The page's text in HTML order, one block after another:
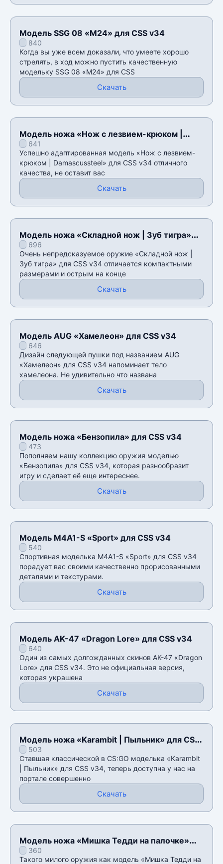
Модель SSG 08 «M24» для CSS v34
840
Когда вы уже всем доказали, что умеете хорошо
стрелять, в ход можно пустить качественную
модельку SSG 08 «M24» для CSS
Скачать
Модель ножа «Нож с лезвием-крюком |
Damascussteel» для CSS v34
641
Успешно адаптированная модель «Нож с лезвием-
крюком | Damascussteel» для CSS v34 отличного
качества, не оставит вас
Скачать
Модель ножа «Складной нож | Зуб тигра»
для CSS v34
696
Очень непредсказуемое оружие «Складной нож |
Зуб тигра» для CSS v34 отличается компактными
размерами и острым на конце
Скачать
Модель AUG «Хамелеон» для CSS v34
646
Дизайн следующей пушки под названием AUG
«Хамелеон» для CSS v34 напоминает тело
хамелеона. Не удивительно что названа
Скачать
Модель ножа «Бензопила» для CSS v34
473
Пополняем нашу коллекцию оружия моделью
«Бензопила» для CSS v34, которая разнообразит
игру и сделает её еще интереснее.
Скачать
Модель M4A1-S «Sport» для CSS v34
540
Спортивная моделька M4A1-S «Sport» для CSS v34
порадует вас своими качественно прорисованными
деталями и текстурами.
Скачать
Модель AK-47 «Dragon Lore» для CSS v34
640
Один из самых долгожданных скинов AK-47 «Dragon
Lore» для CSS v34. Это не официальная версия,
которая украшена
Скачать
Модель ножа «Karambit | Пыльник» для CSS
v34503
Ставшая классической в CS:GO моделька «Karambit
| Пыльник» для CSS v34, теперь доступна у нас на
портале совершенно
Скачать
Модель ножа «Мишка Тедди на палочке»
для CSS v34
360
Такого милого оружия как модель «Мишка Тедди на